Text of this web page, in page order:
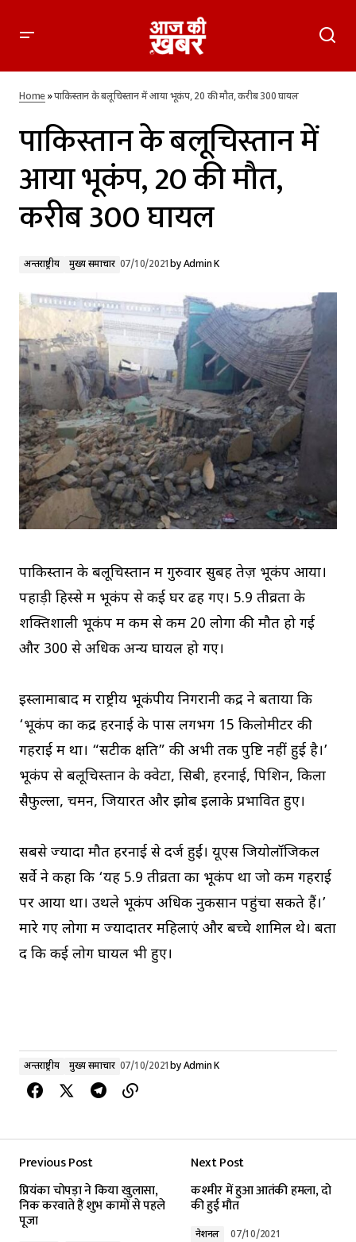
पाकिस्तान के बलूचिस्तान में आया भूकंप, 20 की मौत, करीब 300 घायल
Home»पाकिस्तान के बलूचिस्तान में आया भूकंप, 20 की मौत, करीब 300 घायल
पाकिस्तान के बलूचिस्तान में
आया भूकंप, 20 की मौत,
करीब 300 घायल
अन्तर्राष्ट्रीय मुख्य समाचार 07/10/2021by Admin K
पाकिस्तान के बलूचिस्तान में गुरुवार सुबह तेज़ भूकंप आया।
पहाड़ी हिस्से में भूकंप से कई घर ढह गए। 5.9 तीव्रता के
शक्तिशाली भूकंप में कम से कम 20 लोगों की मौत हो गई
और 300 से अधिक अन्य घायल हो गए।
इस्लामाबाद में राष्ट्रीय भूकंपीय निगरानी केंद्र ने बताया कि
‘भूकंप का केंद्र हरनाई के पास लगभग 15 किलोमीटर की
गहराई में था। “सटीक क्षति” की अभी तक पुष्टि नहीं हुई है।’
भूकंप से बलूचिस्तान के क्वेटा, सिबी, हरनाई, पिशिन, किला
सैफुल्ला, चमन, जियारत और झोब इलाके प्रभावित हुए।
सबसे ज्यादा मौतें हरनाई से दर्ज हुईं। यूएस जियोलॉजिकल
सर्वे ने कहा कि ‘यह 5.9 तीव्रता का भूकंप था जो कम गहराई
पर आया था। उथले भूकंप अधिक नुकसान पहुंचा सकते हैं।’
मारे गए लोगों में ज्यादातर महिलाएं और बच्चे शामिल थे। बता
दें कि कई लोग घायल भी हुए।
अन्तर्राष्ट्रीय मुख्य समाचार 07/10/2021by Admin K
Previous Post
प्रियंका चोपड़ा ने किया खुलासा,
निक करवाते हैं शुभ कामों से पहले
पूजा
Next Post
कश्मीर में हुआ आतंकी हमला, दो
की हुई मौत
नेशनल 07/10/2021